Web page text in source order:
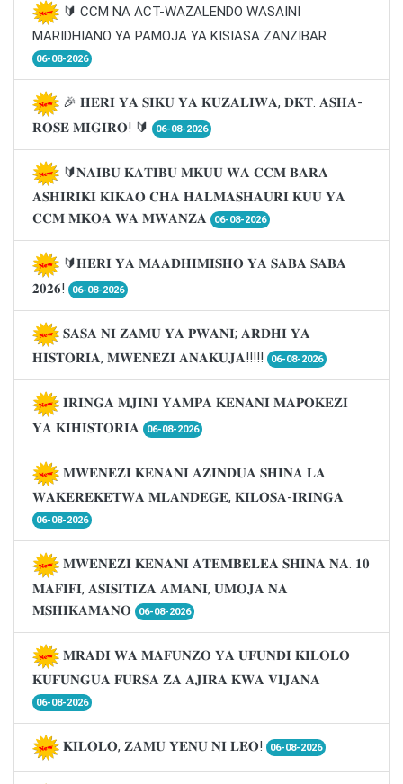
🔰 CCM NA ACT-WAZALENDO WASAINI
MARIDHIANO YA PAMOJA YA KISIASA ZANZIBAR
06-08-2026
🎉 𝐇𝐄𝐑𝐈 𝐘𝐀 𝐒𝐈𝐊𝐔 𝐘𝐀 𝐊𝐔𝐙𝐀𝐋𝐈𝐖𝐀, 𝐃𝐊𝐓. 𝐀𝐒𝐇𝐀-
𝐑𝐎𝐒𝐄 𝐌𝐈𝐆𝐈𝐑𝐎! 🔰
06-08-2026
🔰𝐍𝐀𝐈𝐁𝐔 𝐊𝐀𝐓𝐈𝐁𝐔 𝐌𝐊𝐔𝐔 𝐖𝐀 𝐂𝐂𝐌 𝐁𝐀𝐑𝐀
𝐀𝐒𝐇𝐈𝐑𝐈𝐊𝐈 𝐊𝐈𝐊𝐀𝐎 𝐂𝐇𝐀 𝐇𝐀𝐋𝐌𝐀𝐒𝐇𝐀𝐔𝐑𝐈 𝐊𝐔𝐔 𝐘𝐀
𝐂𝐂𝐌 𝐌𝐊𝐎𝐀 𝐖𝐀 𝐌𝐖𝐀𝐍𝐙𝐀
06-08-2026
🔰𝐇𝐄𝐑𝐈 𝐘𝐀 𝐌𝐀𝐀𝐃𝐇𝐈𝐌𝐈𝐒𝐇𝐎 𝐘𝐀 𝐒𝐀𝐁𝐀 𝐒𝐀𝐁𝐀
𝟐𝟎𝟐𝟔!
06-08-2026
𝐒𝐀𝐒𝐀 𝐍𝐈 𝐙𝐀𝐌𝐔 𝐘𝐀 𝐏𝐖𝐀𝐍𝐈; 𝐀𝐑𝐃𝐇𝐈 𝐘𝐀
𝐇𝐈𝐒𝐓𝐎𝐑𝐈𝐀, 𝐌𝐖𝐄𝐍𝐄𝐙𝐈 𝐀𝐍𝐀𝐊𝐔𝐉𝐀!!!!!
06-08-2026
𝐈𝐑𝐈𝐍𝐆𝐀 𝐌𝐉𝐈𝐍𝐈 𝐘𝐀𝐌𝐏𝐀 𝐊𝐄𝐍𝐀𝐍𝐈 𝐌𝐀𝐏𝐎𝐊𝐄𝐙𝐈
𝐘𝐀 𝐊𝐈𝐇𝐈𝐒𝐓𝐎𝐑𝐈𝐀
06-08-2026
𝐌𝐖𝐄𝐍𝐄𝐙𝐈 𝐊𝐄𝐍𝐀𝐍𝐈 𝐀𝐙𝐈𝐍𝐃𝐔𝐀 𝐒𝐇𝐈𝐍𝐀 𝐋𝐀
𝐖𝐀𝐊𝐄𝐑𝐄𝐊𝐄𝐓𝐖𝐀 𝐌𝐋𝐀𝐍𝐃𝐄𝐆𝐄, 𝐊𝐈𝐋𝐎𝐒𝐀-𝐈𝐑𝐈𝐍𝐆𝐀
06-08-2026
𝐌𝐖𝐄𝐍𝐄𝐙𝐈 𝐊𝐄𝐍𝐀𝐍𝐈 𝐀𝐓𝐄𝐌𝐁𝐄𝐋𝐄𝐀 𝐒𝐇𝐈𝐍𝐀 𝐍𝐀. 𝟏𝟎
𝐌𝐀𝐅𝐈𝐅𝐈, 𝐀𝐒𝐈𝐒𝐈𝐓𝐈𝐙𝐀 𝐀𝐌𝐀𝐍𝐈, 𝐔𝐌𝐎𝐉𝐀 𝐍𝐀
𝐌𝐒𝐇𝐈𝐊𝐀𝐌𝐀𝐍𝐎
06-08-2026
𝐌𝐑𝐀𝐃𝐈 𝐖𝐀 𝐌𝐀𝐅𝐔𝐍𝐙𝐎 𝐘𝐀 𝐔𝐅𝐔𝐍𝐃𝐈 𝐊𝐈𝐋𝐎𝐋𝐎
𝐊𝐔𝐅𝐔𝐍𝐆𝐔𝐀 𝐅𝐔𝐑𝐒𝐀 𝐙𝐀 𝐀𝐉𝐈𝐑𝐀 𝐊𝐖𝐀 𝐕𝐈𝐉𝐀𝐍𝐀
06-08-2026
𝐊𝐈𝐋𝐎𝐋𝐎, 𝐙𝐀𝐌𝐔 𝐘𝐄𝐍𝐔 𝐍𝐈 𝐋𝐄𝐎! 06-08-2026